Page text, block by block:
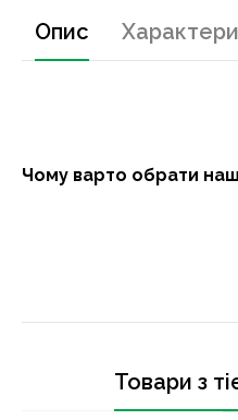
Опис
Чому варто обрати наш
Товари з